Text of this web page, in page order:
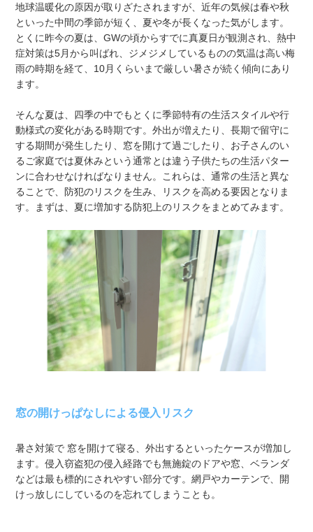
地球温暖化の原因が取りざたされますが、近年の気候は春や秋
といった中間の季節が短く、夏や冬が長くなった気がします。
とくに昨今の夏は、GWの頃からすでに真夏日が観測され、熱中
症対策は5月から叫ばれ、ジメジメしているものの気温は高い梅
雨の時期を経て、10月くらいまで厳しい暑さが続く傾向にあり
ます。
そんな夏は、四季の中でもとくに季節特有の生活スタイルや行
動様式の変化がある時期です。外出が増えたり、長期で留守に
する期間が発生したり、窓を開けて過ごしたり、お子さんのい
るご家庭では夏休みという通常とは違う子供たちの生活パター
ンに合わせなければなりません。これらは、通常の生活と異な
ることで、防犯のリスクを生み、リスクを高める要因となりま
す。まずは、夏に増加する防犯上のリスクをまとめてみます。
窓の開けっぱなしによる侵入リスク
暑さ対策で 窓を開けて寝る、外出するといったケースが増加し
ます。侵入窃盗犯の侵入経路でも無施錠のドアや窓、ベランダ
などは最も標的にされやすい部分です。網戸やカーテンで、開
けっ放しにしているのを忘れてしまうことも。